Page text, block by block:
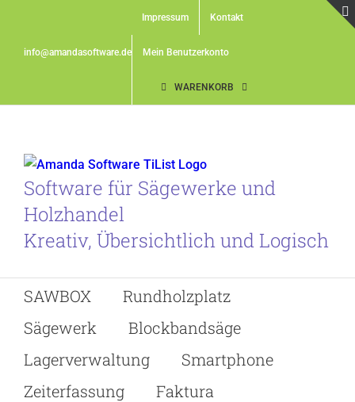
contentinfo@amandasoftware.de
Impressum Kontakt
Mein Benutzerkonto
WARENKORB
Software für Sägewerke und
Holzhandel
Kreativ, Übersichtlich und Logisch
SAWBOX
Rundholzplatz
Sägewerk
Blockbandsäge
Lagerverwaltung
Smartphone
Zeiterfassung
Faktura